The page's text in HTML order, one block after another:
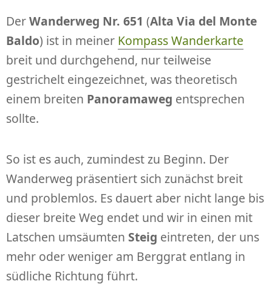
DerWanderweg Nr. 651 (Alta Via del Monte
Baldo) ist in meiner Kompass Wanderkarte
breit und durchgehend, nur teilweise
gestrichelt eingezeichnet, was theoretisch
einem breiten Panoramaweg entsprechen
sollte.
So ist es auch, zumindest zu Beginn. Der
Wanderweg präsentiert sich zunächst breit
und problemlos. Es dauert aber nicht lange bis
dieser breite Weg endet und wir in einen mit
Latschen umsäumten Steig eintreten, der uns
mehr oder weniger am Berggrat entlang in
südliche Richtung führt.